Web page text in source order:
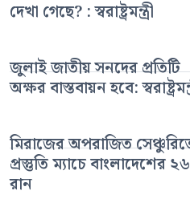
দেখা গেছে? : স্বরাষ্ট্রমন্ত্রী
জুলাই জাতীয় সনদের প্রতিটি
অক্ষর বাস্তবায়ন হবে:
মিরাজের অপরাজিত
প্রস্তুতি ম্যাচে বাংলাদেশের
রান